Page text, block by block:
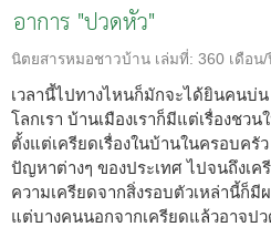
อาการ "ปวดหัว"
นิตยสารหมอชาวบ้าน เล่มที่: 360 เดือน/
เวลานี้ไปทางไหนก็มักจะได้ยินคนบ่
โลกเรา บ้านเมืองเราก็มีแต่เรื่องชว
ตั้งแต่เครียดเรื่องในบ้านในครอบครั
ปัญหาต่างๆ ของประเทศ ไปจนถึงเค
ความเครียดจากสิ่งรอบตัวเหล่านี้ก็มี
แต่บางคนนอกจากเครียดแล้วอาจปว